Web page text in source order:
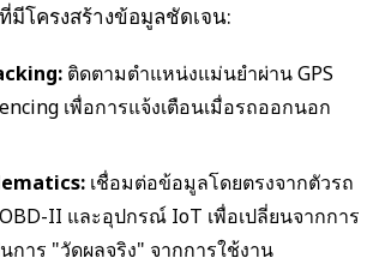
มีโครงสร้างข้อมูลชัดเจน:
ติดตามตำแหน่งแม่นยำผ่าน GPS
เพื่อการแจ้งเตือนเมื่อรถออกนอก
เชื่อมต่อข้อมูลโดยตรงจากตัวรถ
II และอุปกรณ์ IoT เพื่อเปลี่ยนจากการ
การ "วัดผลจริง" จากการใช้งาน